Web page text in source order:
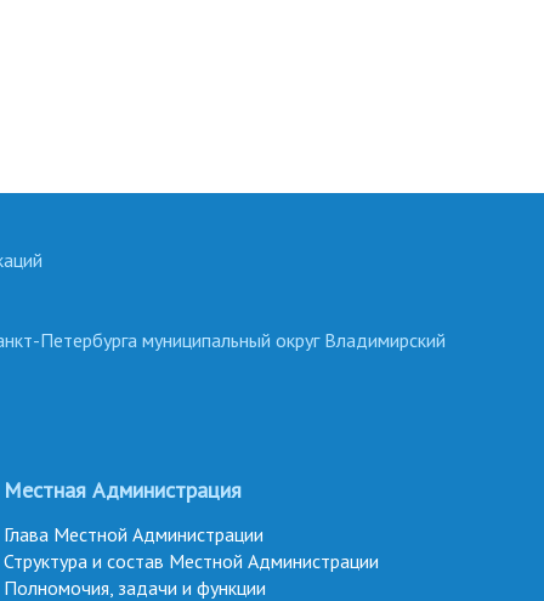
Петербурга муниципальный округ Владимирский
Местная Администрация
Глава Местной Администрации
Структура и состав Местной Администрации
Полномочия, задачи и функции